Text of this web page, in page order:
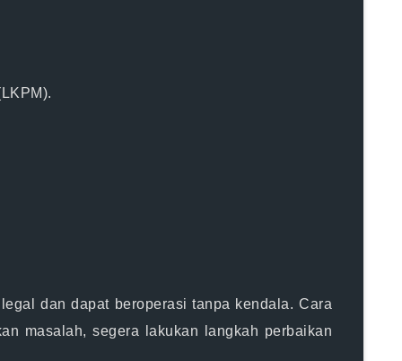
dan dapat beroperasi tanpa kendala.Cara
masalah, segera lakukan langkah perbaikan